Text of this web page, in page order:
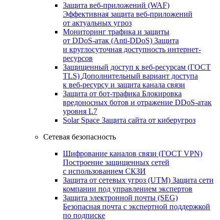
Защита веб-приложений (WAF)
Эффективная защита веб-приложений
от актуальных угроз
Мониторинг трафика и защиты
от DDoS‑атак (Anti‑DDoS) Защита
и круглосуточная доступность интернет-
ресурсов
Защищенный доступ к веб-ресурсам (ГОСТ
TLS) Дополнительный вариант доступа
к веб‑ресурсу и защита канала связи
Защита от бот‑трафика Блокировка
вредоносных ботов и отражение DDoS‑атак
уровня L7
Solar Space Защита сайта от киберугроз
Сетевая безопасность
Шифрование каналов связи (ГОСТ VPN)
Построение защищенных сетей
с использованием СКЗИ
Защита от сетевых угроз (UTM) Защита сети
компании под управлением экспертов
Защита электронной почты (SEG)
Безопасная почта с экспертной поддержкой
по подписке